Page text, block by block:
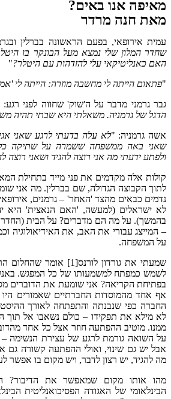
מאיפה אנו באים?
מאת חנה מרדר
עמית אירופאי, בפעם הראשונה בברלין
שחדר המלון שלי נמצא מעל הבונקר בו
האם כאנליטיקאי עלי להזדהות עם היטלר?"
"פתאום הייתה לי מחשבה מוזרה: הייתה לי
גבר גרמני מדבר על ה'שוק' שחווה לפני
הדגל של גרמניה. משאלתי היא שבתי תהיה
אשה גרמניה: "לא עלה בדעתי לרגע שאני
שאני באה ממשפחה ששמרה על שתיקה
ולפתע ידעתי מה אני רוצה להגיד ושאני רוצה
קולות אלה מקדמים את פני מייד בתחילת
לתוך הקבוצה הגדולה, שם בברלין. מה אני
נדמים כבאים מהצד 'האחר' – גרמנים,
לא ישראלים (למעשה, 'האם הנאצית' היא
בהמשך). על מה הם מדברים? על הבית (החדר
– המייצג עבורי את האב, את האידיאולוגיה
על המשפחה.
שמעתי את גורדון לורנס[1]
לשמש כמפתח למשמעותו של כל המפגש.
בפתיחת הקריאה? אני שומעת את הדוברים
אף אחד מהמוסדות החברתיים שאמורים
החברה כפי שנבנתה והתפתחה לאורך
לא מילא את תפקידו – כולם נשאבו אל תוך
ממנו. מוטיב ההפתעה חוזר אצל כל אחד
על השואה גורמת לרגע של עצירת הנשימה –
אבל יש גם שינוי, ואולי ההפתעה קשורה גם
מה להגיד, יש רצון לדבר, ויש מקום בו אפשר
מהו אותו מקום שמאפשר את הדיבור?
הבינלאומי של האגודה הפסיכואנליטית